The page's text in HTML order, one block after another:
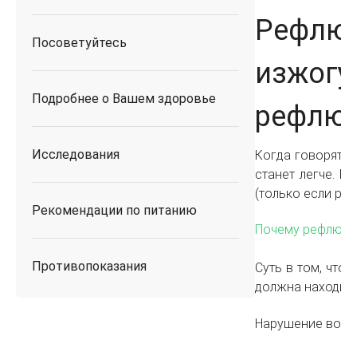
Посоветуйтесь
Подробнее о Вашем здоровье
Исследования
Рекомендации по питанию
Противопоказания
Когда
станет
(только если
Почему
Суть в том,
должна
Нарушение